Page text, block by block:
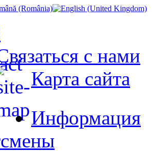
с нами
Карта сайта
Информация